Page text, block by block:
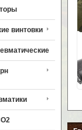
винтовки